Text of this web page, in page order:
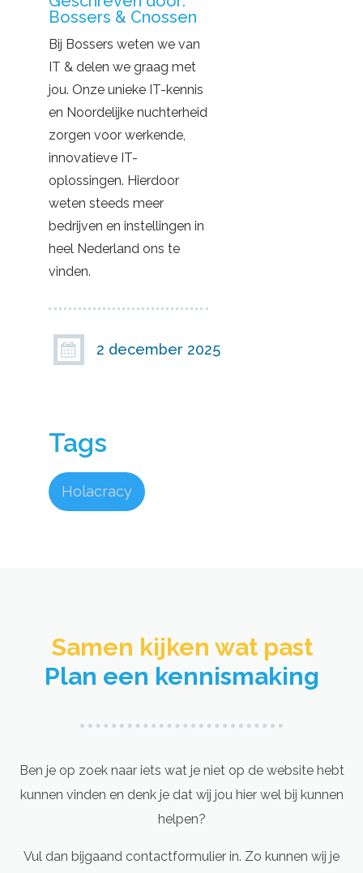
Bossers & Cnossen
Bij Bossers weten we van
IT & delen we graag met
jou. Onze unieke IT-kennis
en Noordelijke nuchterheid
zorgen voor werkende,
innovatieve IT-
oplossingen. Hierdoor
weten steeds meer
bedrijven en instellingen in
heel Nederland ons te
vinden.
 2 december 2025
Tags
Holacracy
Samen kijken wat past​
Plan een kennismaking
Ben je op zoek naar iets wat je niet op de website hebt
kunnen vinden en denk je dat wij jou hier wel bij kunnen
helpen?
Vul dan bijgaand contactformulier in. Zo kunnen wij je